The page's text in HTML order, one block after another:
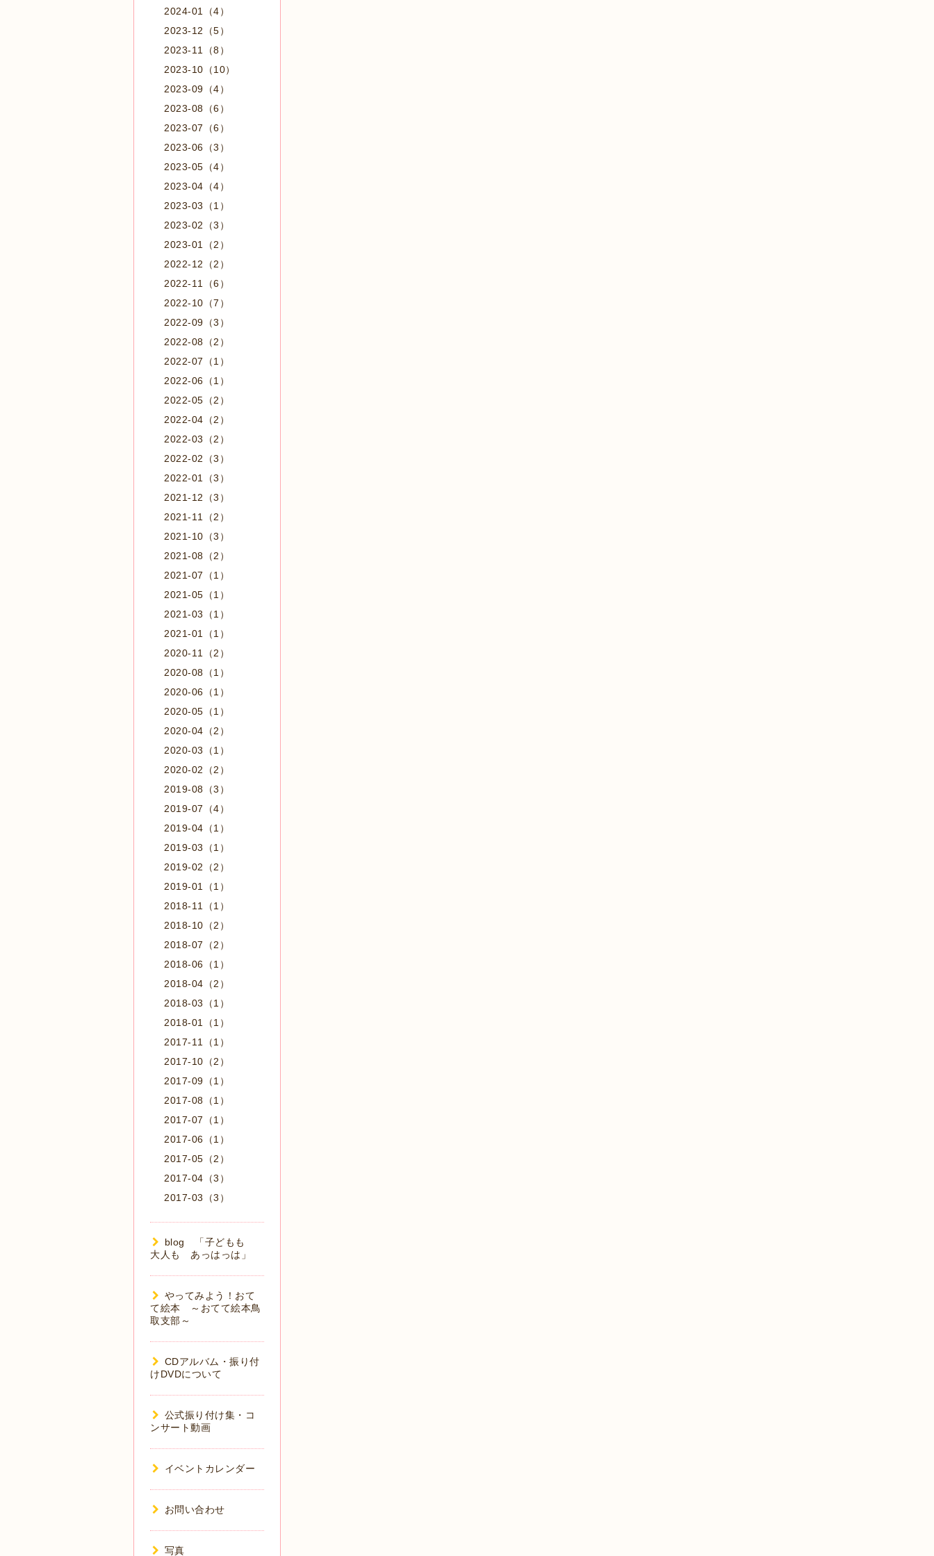
2024-01（4）
2023-12（5）
2023-11（8）
2023-10（10）
2023-09（4）
2023-08（6）
2023-07（6）
2023-06（3）
2023-05（4）
2023-04（4）
2023-03（1）
2023-02（3）
2023-01（2）
2022-12（2）
2022-11（6）
2022-10（7）
2022-09（3）
2022-08（2）
2022-07（1）
2022-06（1）
2022-05（2）
2022-04（2）
2022-03（2）
2022-02（3）
2022-01（3）
2021-12（3）
2021-11（2）
2021-10（3）
2021-08（2）
2021-07（1）
2021-05（1）
2021-03（1）
2021-01（1）
2020-11（2）
2020-08（1）
2020-06（1）
2020-05（1）
2020-04（2）
2020-03（1）
2020-02（2）
2019-08（3）
2019-07（4）
2019-04（1）
2019-03（1）
2019-02（2）
2019-01（1）
2018-11（1）
2018-10（2）
2018-07（2）
2018-06（1）
2018-04（2）
2018-03（1）
2018-01（1）
2017-11（1）
2017-10（2）
2017-09（1）
2017-08（1）
2017-07（1）
2017-06（1）
2017-05（2）
2017-04（3）
2017-03（3）
blog 「子どもも
大人も あっはっは」
やってみよう！おて
て絵本 ～おてて絵本鳥
取支部～
CDアルバム・振り付
けDVDについて
公式振り付け集・コ
ンサート動画
イベントカレンダー
お問い合わせ
写真